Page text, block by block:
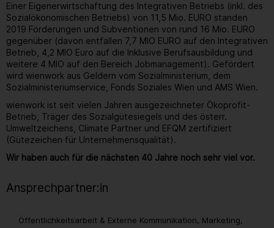
Einer Eigenerwirtschaftung des Integrativen Betriebs (inkl. des
Sozialökonomischen Betriebs) von 11,5 Mio. EURO standen
2019 Förderungen und Subventionen von rund 16 Mio. EURO
gegenüber (davon entfallen 7,7 MIO EURO auf den Integrativen
Betrieb, 4,2 MIO Euro auf die Inklusive Berufsausbildung und
weitere 4 MIO auf den Bereich Jobmanagement). Gefördert
wird wienwork aus Geldern vom Sozialministerium, dem
Sozialministeriumservice, Fonds Soziales Wien und AMS Wien.
wienwork ist seit vielen Jahren ausgezeichneter Ökoprofit-
Betrieb, Träger des Sozialgütesiegels und des österr.
Umweltzeichens, Climate Partner und EFQM zertifiziert
(Gütezeichen für Unternehmensqualität).
Wir haben auch für die nächsten 40 Jahre noch sehr viel vor.
Ansprechpartner:in
Öffentlichkeitsarbeit & Externe Kommunikation, Marketing,